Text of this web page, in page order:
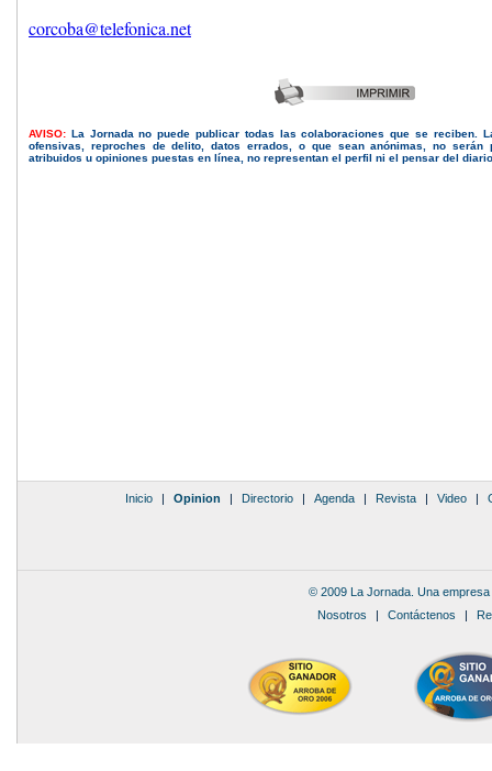
corcoba@telefonica.net
AVISO: La Jornada no puede publicar todas las colaboraciones que se reciben.
ofensivas, reproches de delito, datos errados, o que sean anónimas, no serán
atribuidos u opiniones puestas en línea, no representan el perfil ni el pensar del
Inicio | Opinion | Directorio | Agenda | Revista | Video |
© 2009 La Jornada. Una
Nosotros | Contáctenos |